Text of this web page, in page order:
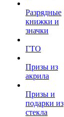
Разрядные
книжки и
значки
ГТО
Призы из
акрила
Призы и
подарки из
стекла